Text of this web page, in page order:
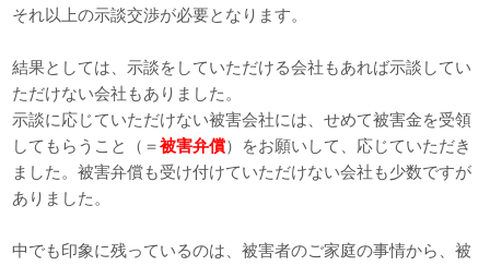
それ以上の示談交渉が必要となります。
結果としては、示談をしていただける会社もあれば示談してい
ただけない会社もありました。
示談に応じていただけない被害会社には、せめて被害金を受領
してもらうこと（＝被害弁償）をお願いして、応じていただき
ました。被害弁償も受け付けていただけない会社も少数ですが
ありました。
中でも印象に残っているのは、被害者のご家庭の事情から、被